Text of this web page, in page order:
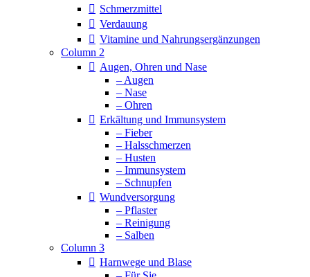
Schmerzmittel
Verdauung
Vitamine und Nahrungsergänzungen
Column 2
Augen, Ohren und Nase
– Augen
– Nase
– Ohren
Erkältung und Immunsystem
– Fieber
– Halsschmerzen
– Husten
– Immunsystem
– Schnupfen
Wundversorgung
– Pflaster
– Reinigung
– Salben
Column 3
Harnwege und Blase